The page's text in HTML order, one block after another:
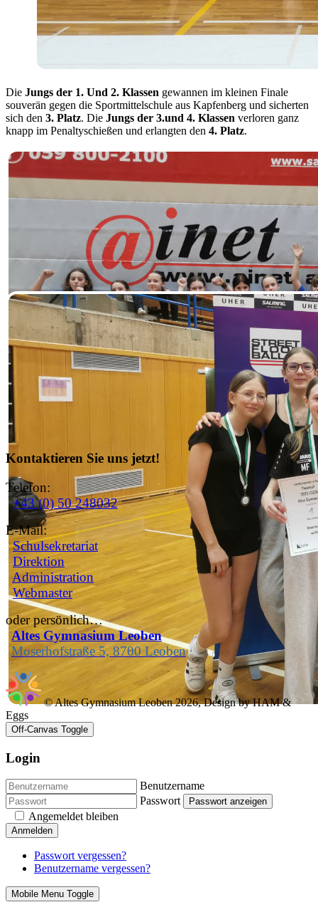
Die Jungs der 1. Und 2. Klassen gewannen im kleinen Finale
souverän gegen die Sportmittelschule aus Kapfenberg und sicherten
sich den 3. Platz. Die Jungs der 3.und 4. Klassen verloren ganz
knapp im Penaltyschießen und erlangten den 4. Platz.
Kontaktieren Sie uns jetzt!
Telefon:
+43 (0) 50 248032
E-Mail:
Schulsekretariat
Direktion
Administration
Webmaster
oder persönlich…
Altes Gymnasium Leoben
Moserhofstraße 5, 8700 Leoben
© Altes Gymnasium Leoben 2026, Design by HAM &
Eggs
Off-Canvas Toggle
Login
Benutzername
Passwort
Passwort anzeigen
Angemeldet bleiben
Anmelden
Passwort vergessen?
Benutzername vergessen?
Mobile Menu Toggle